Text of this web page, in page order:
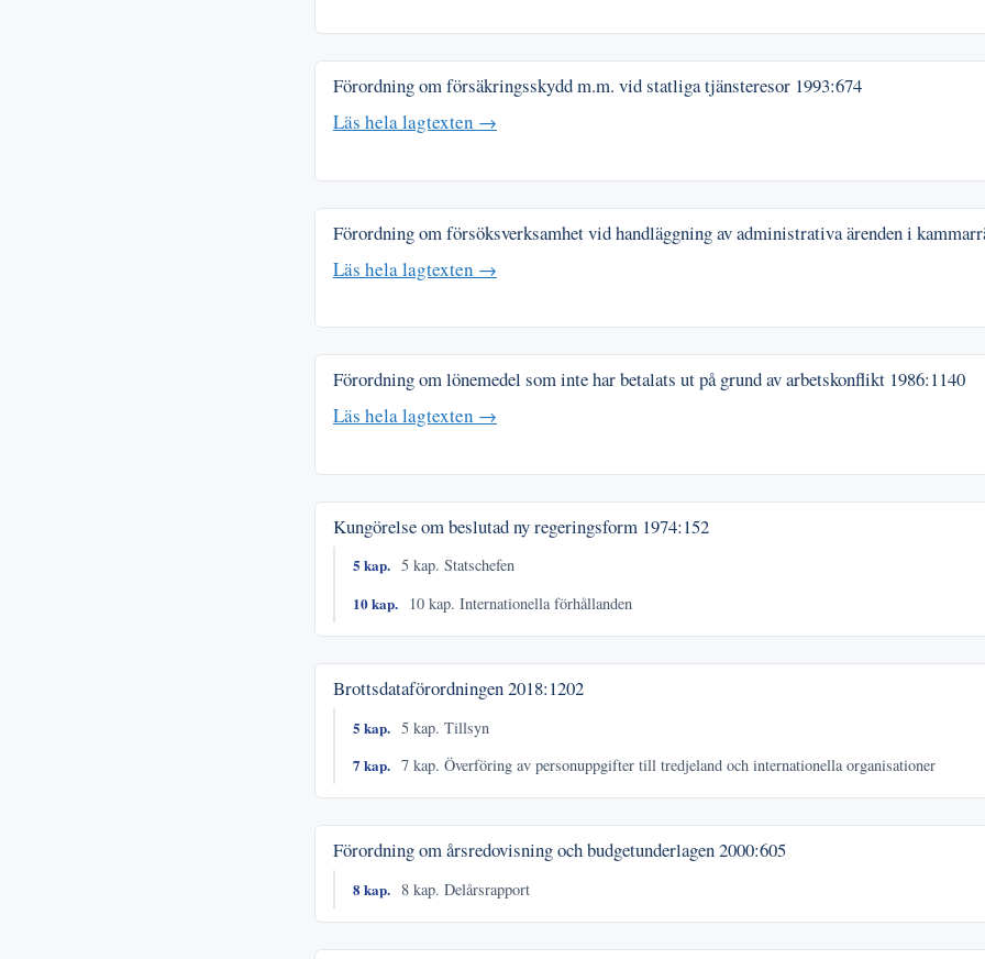
Förordning om försäkringsskydd m.m. vid statliga tjänsteresor 1993:674
Läs hela lagtexten →
Förordning om försöksverksamhet vid handläggning av administrativa ärenden i
Läs hela lagtexten →
Förordning om lönemedel som inte har betalats ut på grund av arbetskonflikt 1986:1140
Läs hela lagtexten →
Kungörelse om beslutad ny regeringsform 1974:152
5 kap. 5 kap. Statschefen
10 kap.
10 kap. Internationella förhållanden
Brottsdataförordningen2018:1202
5 kap. 5 kap. Tillsyn
7 kap. 7 kap. Överföring av personuppgifter till tredjeland och internationella organisationer
Förordning om årsredovisning och budgetunderlagen2000:605
8 kap. 8 kap. Delårsrapport